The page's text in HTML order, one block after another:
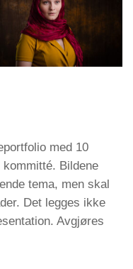
med 10
Bildene
tema, men skal
Det legges ikke
Avgjøres